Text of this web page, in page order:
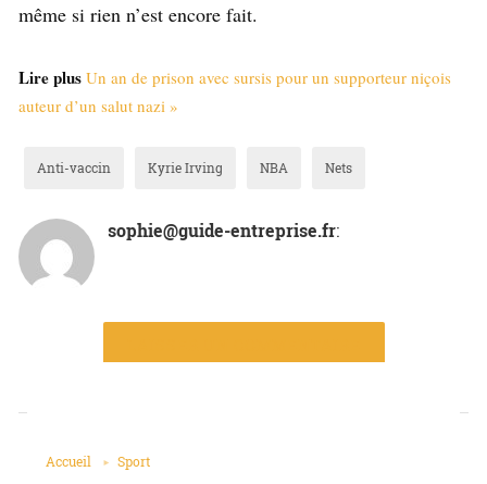
même si rien n’est encore fait.
Lire plus Un an de prison avec sursis pour un supporteur niçois
auteur d’un salut nazi »
Anti-vaccin Kyrie Irving NBA Nets
sophie@guide-entreprise.fr: